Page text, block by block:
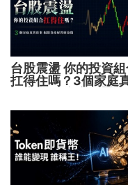
台股震盪 你的投資
扛得住嗎？3個家庭